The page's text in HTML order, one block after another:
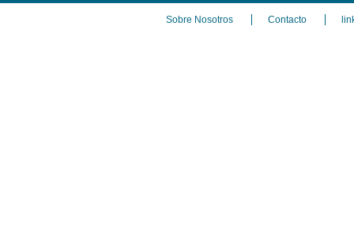
Sobre Nosotros Contacto